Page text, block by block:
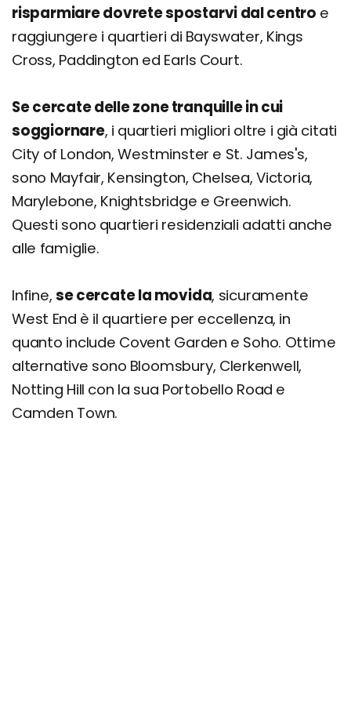
risparmiare dovrete spostarvi dal centro e
raggiungere i quartieri di Bayswater, Kings
Cross, Paddington ed Earls Court.
Se cercate delle zone tranquille in cui
soggiornare, i quartieri migliori oltre i già citati
City of London, Westminster e St. James's,
sono Mayfair, Kensington, Chelsea, Victoria,
Marylebone, Knightsbridge e Greenwich.
Questi sono quartieri residenziali adatti anche
alle famiglie.
Infine, se cercate la movida, sicuramente
West End è il quartiere per eccellenza, in
quanto include Covent Garden e Soho. Ottime
alternative sono Bloomsbury, Clerkenwell,
Notting Hill con la sua Portobello Road e
Camden Town.